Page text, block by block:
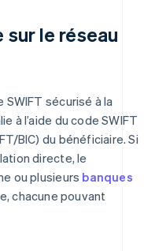
sur le réseau
sécurisé à la
à l’aide du code SWIFT
BIC) du bénéficiaire. Si
directe, le
ou plusieurs banques
chacune pouvant